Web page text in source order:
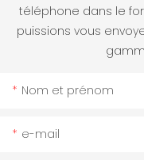
téléphone dans le
puissions vous
Nom et prénom
e-mail